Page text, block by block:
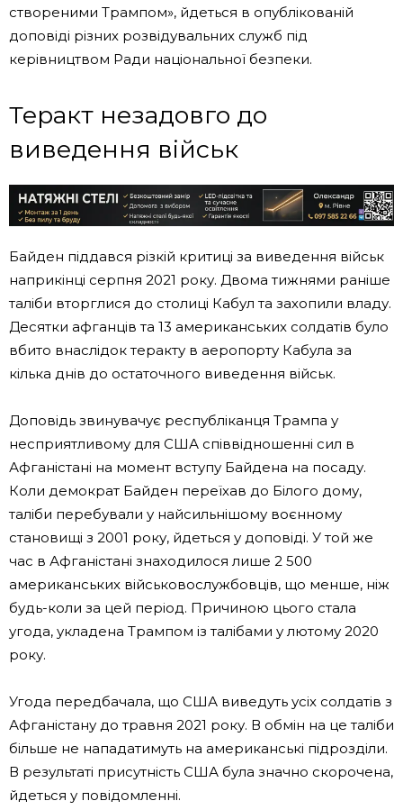
створеними Трампом», йдеться в опублікованій
доповіді різних розвідувальних служб під
керівництвом Ради національної безпеки.
Теракт незадовго до
виведення військ
Байден піддався різкій критиці за виведення військ
наприкінці серпня 2021 року. Двома тижнями раніше
таліби вторглися до столиці Кабул та захопили владу.
Десятки афганців та 13 американських солдатів було
вбито внаслідок теракту в аеропорту Кабула за
кілька днів до остаточного виведення військ.
Доповідь звинувачує республіканця Трампа у
несприятливому для США співвідношенні сил в
Афганістані на момент вступу Байдена на посаду.
Коли демократ Байден переїхав до Білого дому,
таліби перебували у найсильнішому воєнному
становищі з 2001 року, йдеться у доповіді. У той же
час в Афганістані знаходилося лише 2 500
американських військовослужбовців, що менше, ніж
будь-коли за цей період. Причиною цього стала
угода, укладена Трампом із талібами у лютому 2020
року.
Угода передбачала, що США виведуть усіх солдатів з
Афганістану до травня 2021 року. В обмін на це таліби
більше не нападатимуть на американські підрозділи.
В результаті присутність США була значно скорочена,
йдеться у повідомленні.